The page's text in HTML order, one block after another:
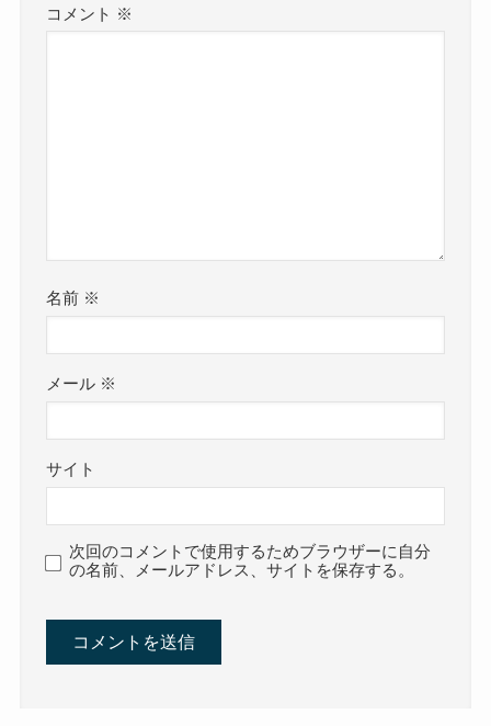
コメント ※
名前 ※
メール ※
サイト
次回のコメントで使用するためブラウザーに自分
の名前、メールアドレス、サイトを保存する。